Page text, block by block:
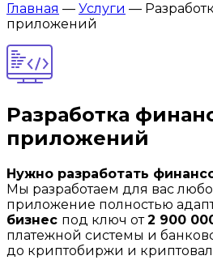
Главная — Услуги —
приложений
Разработка
приложений
Нужно разработать
Мы разработаем для вас
приложение полностью
бизнес под ключ от2 900
платежной системы и
до криптобиржи и